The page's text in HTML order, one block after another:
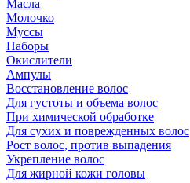
Масла
Молочко
Муссы
Наборы
Окислители
Ампулы
Восстановление волос
Для густоты и объема волос
При химической обработке
Для сухих и поврежденных волос
Рост волос, против выпадения
Укрепление волос
Для жирной кожи головы